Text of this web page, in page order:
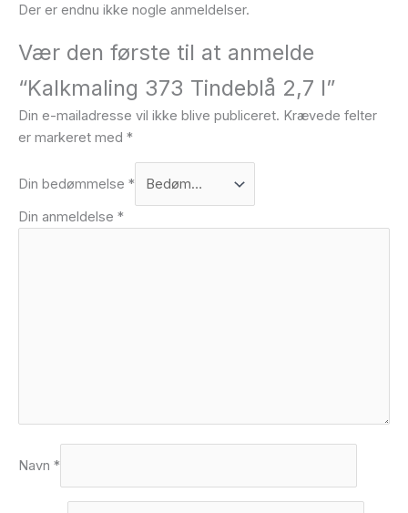
Der er endnu ikke nogle anmeldelser.
Vær den første til at anmelde
“Kalkmaling 373 Tindeblå 2,7 l”
Din e-mailadresse vil ikke blive publiceret. Krævede felter
er markeret med *
Din bedømmelse *
Din anmeldelse *
Navn *